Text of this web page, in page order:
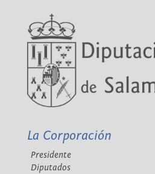
La Corporación
Presidente
Diputados